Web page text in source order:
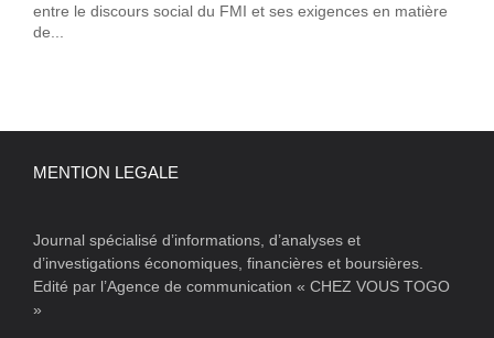
entre le discours social du FMI et ses exigences en matière
de...
MENTION LEGALE
Journal spécialisé d’informations, d’analyses et
d’investigations économiques, financières et boursières.
Edité par l’Agence de communication « CHEZ VOUS TOGO
»